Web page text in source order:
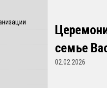
семье
02.02.2026